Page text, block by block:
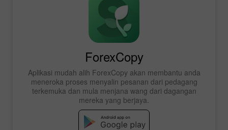
ForexCopy
Aplikasi mudah alih ForexCopy akan membantu anda
meneroka proses menyalin pesanan dari pedagang
terkemuka dan mula menjana wang dari dagangan
mereka yang berjaya.